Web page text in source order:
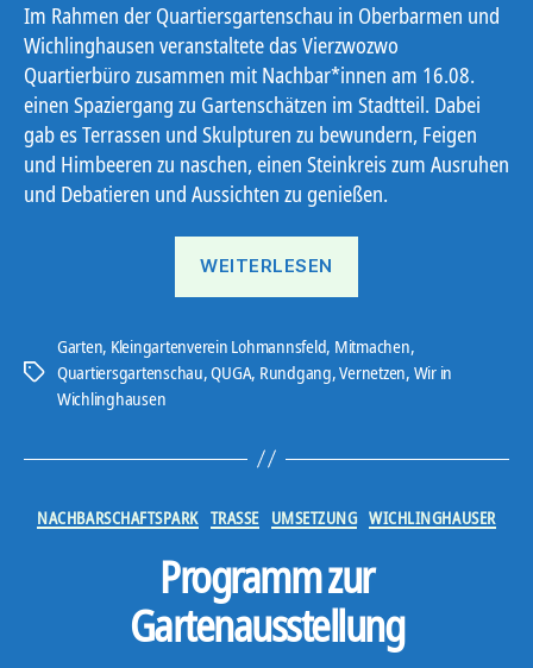
Im Rahmen der Quartiersgartenschau in Oberbarmen und
Wichlinghausen veranstaltete das Vierzwozwo
Quartierbüro zusammen mit Nachbar*innen am 16.08.
einen Spaziergang zu Gartenschätzen im Stadtteil. Dabei
gab es Terrassen und Skulpturen zu bewundern, Feigen
und Himbeeren zu naschen, einen Steinkreis zum Ausruhen
und Debatieren und Aussichten zu genießen.
WEITERLESEN
&
Wi“
Schlagwörter
Garten, Kleingartenverein Lohmannsfeld, Mitmachen,
Quartiersgartenschau,QUGA, Rundgang,Vernetzen, Wir in
Wichlinghausen
Kategorien
NACHBARSCHAFTSPARK TRASSE UMSETZUNG WICHLINGHAUSER
Programm zur
Gartenausstellung